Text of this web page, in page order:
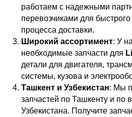
работаем с надежными
перевозчиками для
процесса доставки.
Широкий ассортимент: У
необходимые запчасти для
детали для двигателя,
системы, кузова и
Ташкент и Узбекистан: Мы
запчастей по Ташкенту и по
Узбекистана. Получите